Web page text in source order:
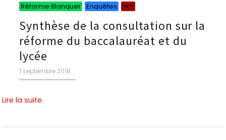
Réforme Blanquer Enquêtes HLP
Synthèse de la consultation sur la
réforme du baccalauréat et du
lycée
Publié
le
1 septembre 2018
Lire la suite.